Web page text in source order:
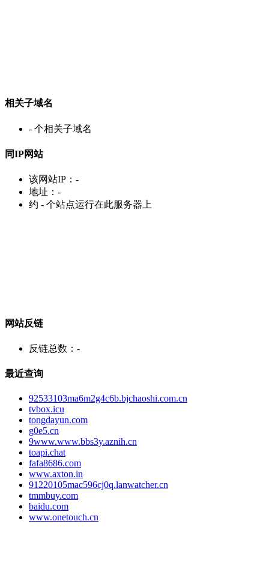
相关子域名
- 个相关子域名
同IP网站
该网站IP： -
地址： -
约 - 个站点运行在此服务器上
网站反链
反链总数： -
最近查询
92533103ma6m2g4c6b.bjchaoshi.com.cn
tvbox.icu
tongdayun.com
g0e5.cn
9www.www.bbs3y.aznih.cn
toapi.chat
fafa8686.com
www.axton.in
91220105mac596cj0q.lanwatcher.cn
tmmbuy.com
baidu.com
www.onetouch.cn